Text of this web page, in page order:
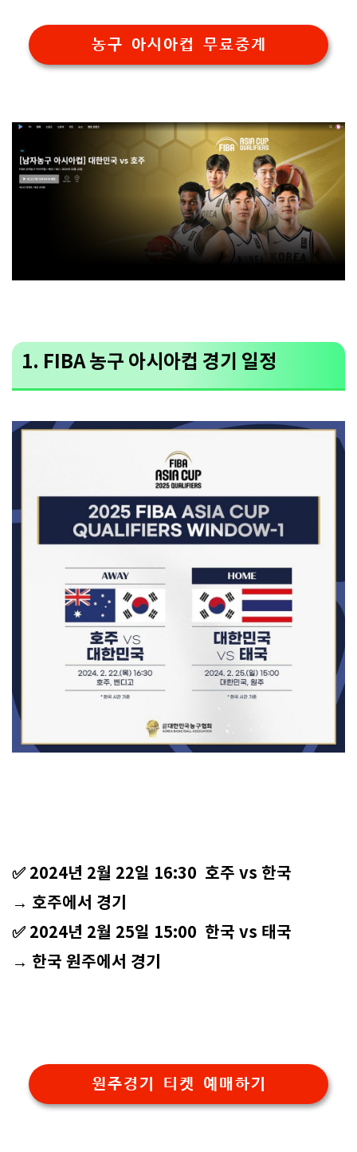
농구 아시아컵 무료중계
1. FIBA 농구 아시아컵 경기 일정
✅ 2024년 2월 22일 16:30 호주 vs 한국
→ 호주에서 경기
✅ 2024년 2월 25일 15:00 한국 vs 태국
→ 한국 원주에서 경기
원주경기 티켓 예매하기